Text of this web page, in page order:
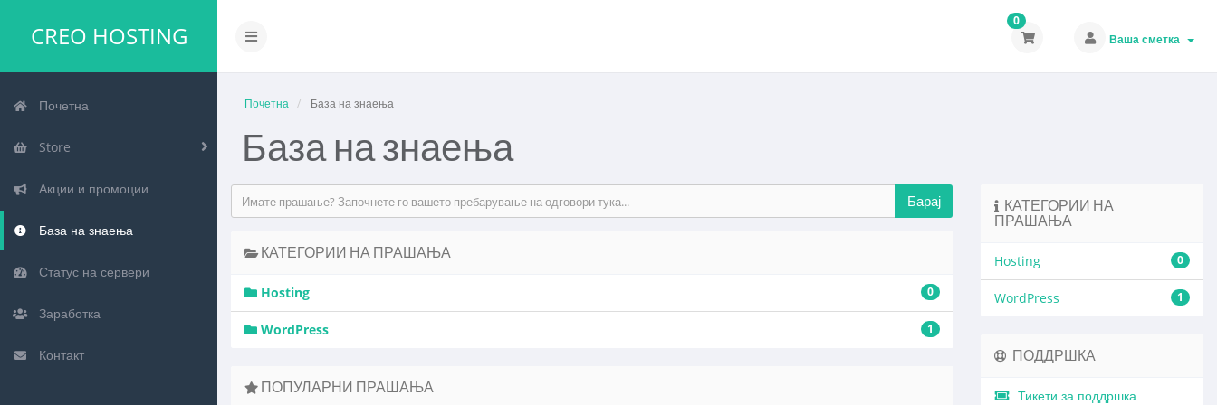
CREO HOSTING
0
Ваша сметка
Почетна
Store
Акции и промоции
База на знаења
Статус на сервери
Заработка
Контакт
Почетна База на знаења
База на знаења
КАТЕГОРИИ НА
ПРАШАЊА
0
Hosting
1
WordPress
КАТЕГОРИИ НА ПРАШАЊА
Hosting 0
WordPress 1
ПОПУЛАРНИ ПРАШАЊА
ПОДДРШКА
Тикети за поддршка